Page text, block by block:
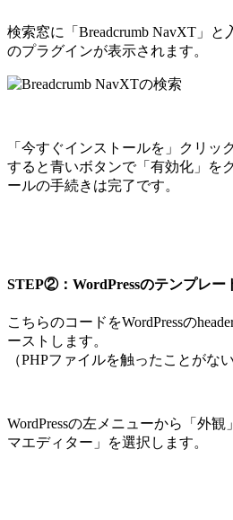
検索窓に「Breadcrumb NavXT」
のプラグインが表示されます。
「今すぐインストールを」クリッ
すると青いボタンで「有効化」を
ールの手続きは完了です。
STEP②：WordPressのテンプレー
こちらのコードをWordPressの
ーストします。
（PHPファイルを触ったことがな
WordPressの左メニューから「外
マエディター」を選択します。